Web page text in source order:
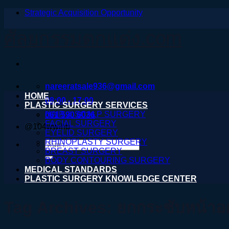
ข้าม
Strategic Acquisition Opportunity
nareeratsale936@gmail.com
08:00 - 17:00
061 590 6036
@104wwihb
ค้นหา:
HOME
PLASTIC SURGERY SERVICES
HAIR & SCALP SURGERY
FACIAL SURGERY
EYELID SURGERY
RHINOPLASTY SURGERY
BREAST SURGERY
BODY CONTOURING SURGERY
MEDICAL STANDARDS
PLASTIC SURGERY KNOWLEDGE CENTER